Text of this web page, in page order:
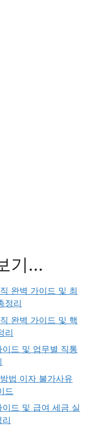
기...
완벽 가이드 및 최
정리
완벽 가이드 및 핵
리
드 및 업무별 직통
법 이자 불가사유
드
드 및 급여 세금 실